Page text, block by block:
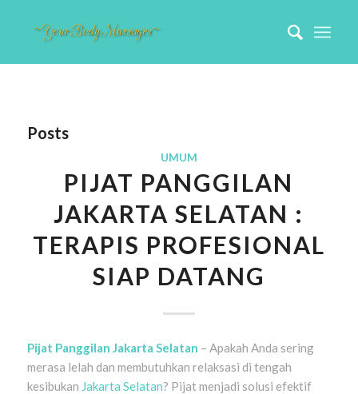
Posts
UMUM
PIJAT PANGGILAN
JAKARTA SELATAN :
TERAPIS PROFESIONAL
SIAP DATANG
Pijat Panggilan Jakarta Selatan – Apakah Anda sering
merasa lelah dan membutuhkan relaksasi di tengah
kesibukan Jakarta Selatan? Pijat menjadi solusi efektif